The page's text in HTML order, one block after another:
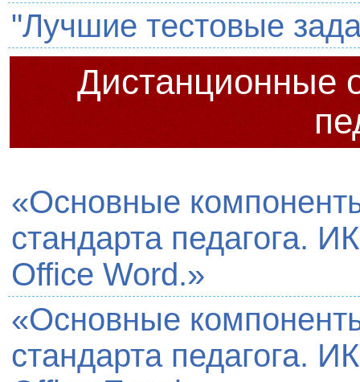
"Лучшие тестовые
Дистанционные
«Основные
стандарта педагога.
Office Word.»
«Основные
стандарта педагога.